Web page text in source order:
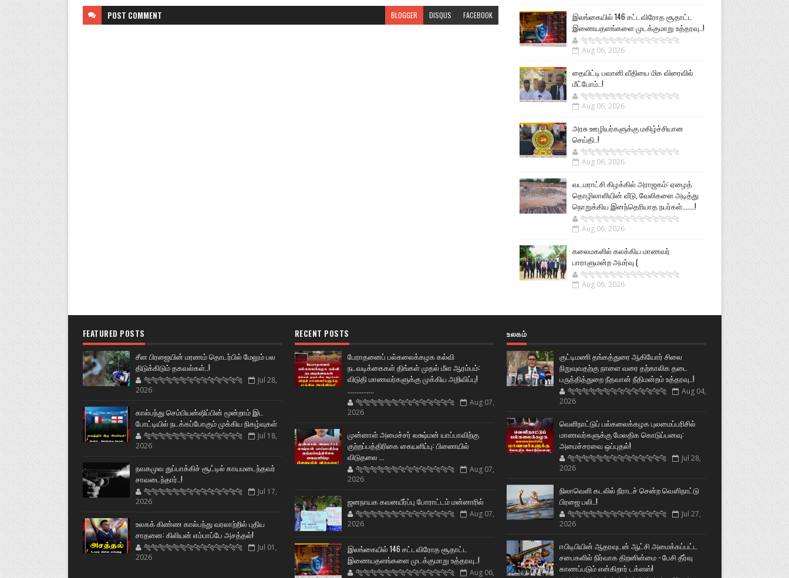
POST COMMENT BLOGGER DISQUS FACEBOOK
இலங்கையில் 146 சட்டவிரோத சூதாட்ட
இணையதளங்களை முடக்குமாறு உத்தரவு..!
🐅🐅🐅🐅🐅🐅🐆🐆🐆🐆🐆🐆🐆🐆
Aug 06, 2026
தையிட்டி பவானி வீதியை மிக விரைவில்
மீட்போம்..!
🐅🐅🐅🐅🐅🐅🐆🐆🐆🐆🐆🐆🐆🐆
Aug 06, 2026
அரசு ஊழியர்களுக்கு மகிழ்ச்சியான
செய்தி..!
🐅🐅🐅🐅🐅🐅🐆🐆🐆🐆🐆🐆🐆🐆
Aug 06, 2026
வடமராட்சி கிழக்கில் அராஜகம்: ஏழைத்
தொழிலாளியின் வீடு, வேலிகளை அடித்து
நொறுக்கிய இனந்தெரியாத நபர்கள்.......!
🐅🐅🐅🐅🐅🐅🐆🐆🐆🐆🐆🐆🐆🐆
Aug 06, 2026
கலைமகளில் கலக்கிய மாணவர்
பாராளுமன்ற அமர்வு (
🐅🐅🐅🐅🐅🐅🐆🐆🐆🐆🐆🐆🐆🐆
Aug 06, 2026
FEATURED POSTS
சீன பிரஜையின் மரணம் தொடர்பில் மேலும் பல
திடுக்கிடும் தகவல்கள்..!
🐅🐅🐅🐅🐅🐅🐆🐆🐆🐆🐆🐆🐆🐆
Jul 28,
2026
கால்பந்து செம்பியன்ஷிப்பின் மூன்றாம் இட
போட்டியில் நடக்கப்போகும் முக்கிய நிகழ்வுகள்
🐅🐅🐅🐅🐅🐅🐆🐆🐆🐆🐆🐆🐆🐆
Jul 18,
2026
நவகமுவ துப்பாக்கிச் சூட்டில் காயமடைந்தவர்
சாவடைந்தார்..!
🐅🐅🐅🐅🐅🐅🐆🐆🐆🐆🐆🐆🐆🐆
Jul 17,
2026
உலகக் கிண்ண கால்பந்து வரலாற்றில் புதிய
சாதனை: கிலியன் எம்பாப்பே அசத்தல்!
🐅🐅🐅🐅🐅🐅🐆🐆🐆🐆🐆🐆🐆🐆
Jul 01,
2026
RECENT POSTS
பேராதனைப் பல்கலைக்கழக கல்வி
நடவடிக்கைகள் திங்கள் முதல் மீள ஆரம்பம்:
விடுதி மாணவர்களுக்கு முக்கிய அறிவிப்பு!
...............
🐅🐅🐅🐅🐅🐅🐆🐆🐆🐆🐆🐆🐆🐆
Aug 07,
2026
முன்னாள் அமைச்சர் லக்ஷ்மன் யாப்பாவிற்கு
குற்றப்பத்திரிகை கையளிப்பு: பிணையில்
விடுதலை ...
🐅🐅🐅🐅🐅🐅🐆🐆🐆🐆🐆🐆🐆🐆
Aug 07,
2026
ஜனநாயக கவனயீர்ப்பு போராட்டம் மன்னாரில்
🐅🐅🐅🐅🐅🐅🐆🐆🐆🐆🐆🐆🐆🐆
Aug 07,
2026
இலங்கையில் 146 சட்டவிரோத சூதாட்ட
இணையதளங்களை முடக்குமாறு உத்தரவு..!
🐅🐅🐅🐅🐅🐅🐆🐆🐆🐆🐆🐆🐆🐆
Aug 06,
உலகம்
குட்டிமணி தங்கத்துரை ஆகியோர் சிலை
நிறுவுவதற்கு நாளை வரை தற்காலிக தடை
பருத்தித்துறை நீதவான் நீதிமன்றம் உத்தரவு..!
🐅🐅🐅🐅🐅🐅🐆🐆🐆🐆🐆🐆🐆🐆
Aug 04,
2026
வெளிநாட்டுப் பல்கலைக்கழக புலமைப்பரிசில்
மாணவர்களுக்கு மேலதிக கொடுப்பனவு:
அமைச்சரவை ஒப்புதல்!
🐅🐅🐅🐅🐅🐅🐆🐆🐆🐆🐆🐆🐆🐆
Jul 28,
2026
நிலாவெளி கடலில் நீராடச் சென்ற வௌிநாட்டு
பிரஜை பலி..!
🐅🐅🐅🐅🐅🐅🐆🐆🐆🐆🐆🐆🐆🐆
Jul 27,
2026
ஈபிடிபியின் ஆதரவுடன் ஆட்சி அமைக்கப்பட்ட
சபைகளில் நிர்வாக திறனின்மை - பேசி தீர்வு
காணப்படும் என்கிறார் டக்ளஸ்!